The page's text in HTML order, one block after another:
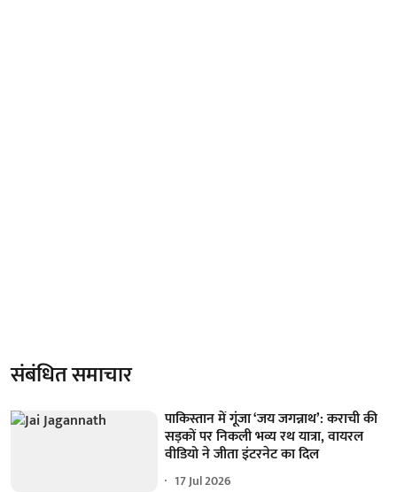
संबंधित समाचार
पाकिस्तान में गूंजा ‘जय जगन्नाथ’: कराची की
सड़कों पर निकली भव्य रथ यात्रा, वायरल
वीडियो ने जीता इंटरनेट का दिल
17 Jul 2026